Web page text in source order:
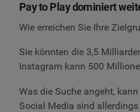
Pay to Play dominiert
Wie erreichen Sie Ihre
Sie könnten die 3,5
Instagram kann 500
Was die Suche angeht,
Social Media sind